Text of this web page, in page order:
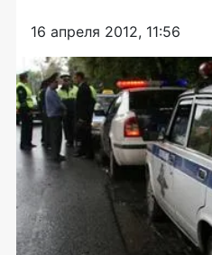
16 апреля 2012, 11:56